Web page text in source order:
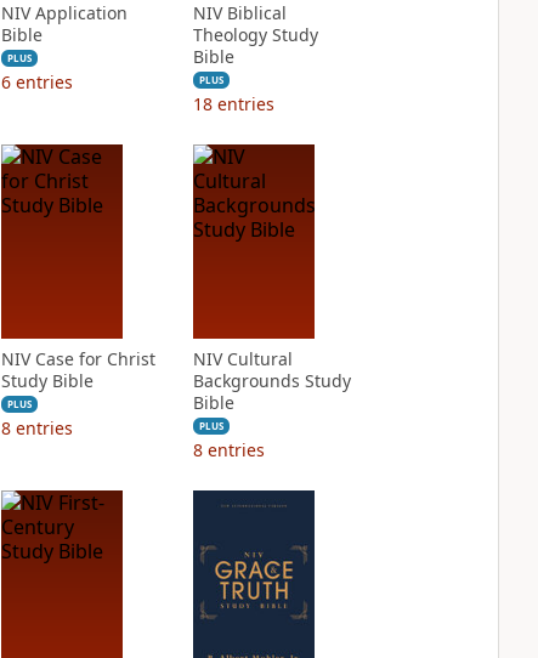
NIV Application
Bible
PLUS
6 entries
NIV Biblical
Theology Study
Bible
PLUS
18 entries
NIV Case for Christ
Study Bible
PLUS
8 entries
NIV Cultural
Backgrounds Study
Bible
PLUS
8 entries